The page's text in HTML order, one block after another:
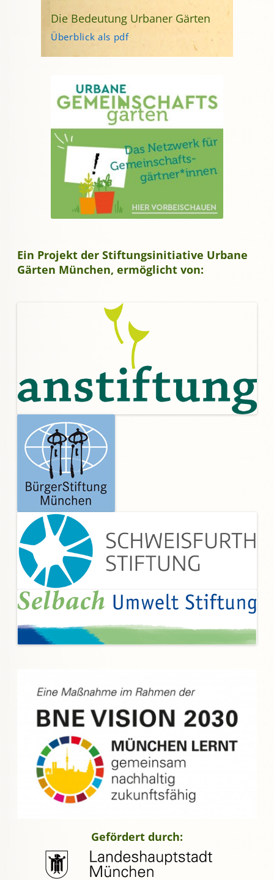
Die Bedeutung Urbaner Gärten
Überblick als pdf
Ein Projekt der Stiftungsinitiative Urbane
Gärten München, ermöglicht von:
Gefördert durch: